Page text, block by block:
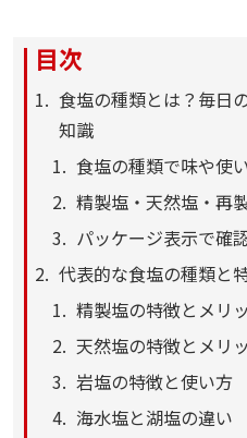
目次
食塩の種類とは？毎日
知識
食塩の種類で味や使
精製塩・天然塩・再
パッケージ表示で確
代表的な食塩の種類と
精製塩の特徴とメリ
天然塩の特徴とメリ
岩塩の特徴と使い方
海水塩と湖塩の違い